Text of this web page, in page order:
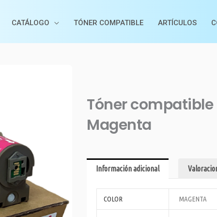
CATÁLOGO TÓNER COMPATIBLE ARTÍCULOS
Tóner compatible
Magenta
Información adicional
COLOR MAGENTA